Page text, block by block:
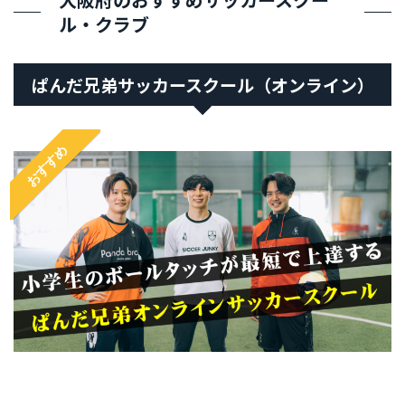
ル・クラブ
ぱんだ兄弟サッカースクール（オンライン）
おすすめ